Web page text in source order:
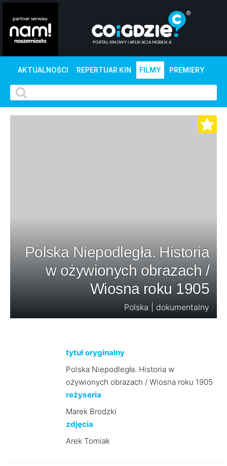
AKTUALNOŚCI REPERTUAR KIN FILMY PREMIERY
Polska Niepodległa. Historia
w ożywionych obrazach /
Wiosna roku 1905
Polska | dokumentalny
tytuł oryginalny
Polska Niepodległa. Historia w
ożywionych obrazach / Wiosna roku 1905
reżyseria
Marek Brodzki
zdjęcia
Arek Tomiak